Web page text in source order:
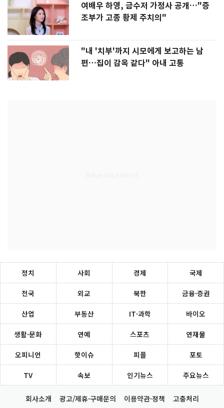
여배우 하영, 금수저 가정사 공개…"증
조부가 고종 황제 주치의"
"내 '치부'까지 시모에게 보고하는 남
편…집이 감옥 같다" 아내 고통
정치 사회 경제 국제
전국 외교 북한 금융·증권
산업 부동산 IT·과학 바이오
생활·문화 연예 스포츠 연재물
오피니언 핫이슈 피플 포토
TV 속보 인기뉴스 주요뉴스
회사소개 광고/제휴·구매문의 이용약관·정책 고충처리